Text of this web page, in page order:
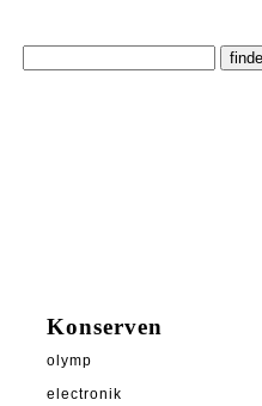
Konserven
olymp
electronik